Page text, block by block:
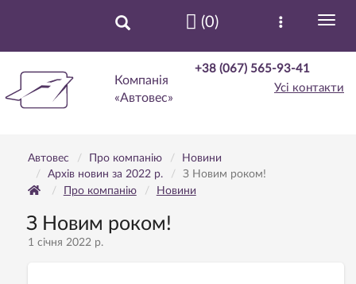
Компанія
«Автовес»
+38 (067) 565-93-41
Усі контакти
(0)
Автовес Про компанію
Новини
Архів новин за 2022 р.
З Новим роком!
Про компанію
Новини
З Новим роком!
1 січня 2022 р.